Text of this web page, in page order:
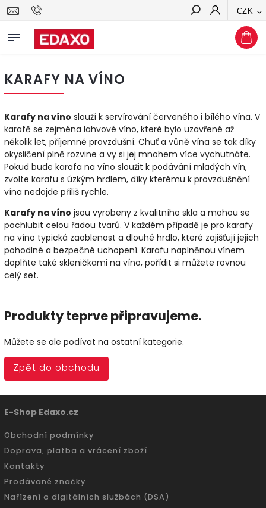
CZK
Hledat
KARAFY NA VÍNO
Karafy na víno slouží k servírování červeného i bílého vína. V
karafě se zejména lahvové víno, které bylo uzavřené až
několik let, příjemně provzdušní. Chuť a vůně vína se tak díky
okysličení plně rozvine a vy si jej mnohem více vychutnáte.
Pokud bude karafa na víno sloužit k podávání mladých vín,
zvolte karafu s úzkým hrdlem, díky kterému k provzdušnění
vína nedojde příliš rychle.
Karafy na víno jsou vyrobeny z kvalitního skla a mohou se
pochlubit celou řadou tvarů. V každém případě je pro karafy
na víno typická zaoblenost a dlouhé hrdlo, které zajišťují jejich
pohodlné a bezpečné uchopení. Karafu naplněnou vínem
doplňte také skleničkami na víno, pořídit si můžete rovnou
celý set.
Produkty teprve připravujeme.
Můžete se ale podívat na ostatní kategorie.
Zpět do obchodu
E-Shop Edaxo.cz
Obchodní podmínky
Doprava, platba a vrácení zboží
Kontakty
Prodávané značky
Nařízení o digitálních službách (DSA)